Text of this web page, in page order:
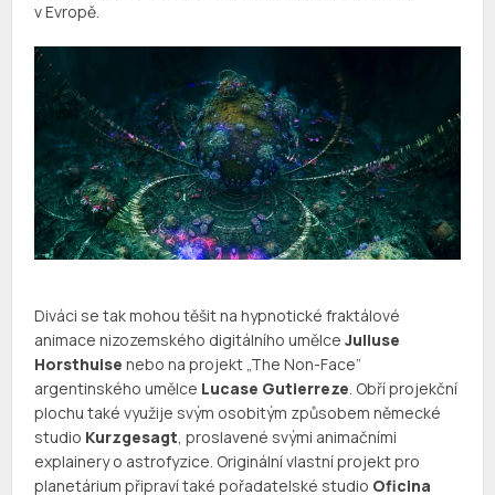
v Evropě.
Diváci se tak mohou těšit na hypnotické fraktálové
animace nizozemského digitálního umělceJuliuse
Horsthuise nebo na projekt „The Non-Face”
argentinského umělce Lucase Gutierreze. Obří projekční
plochu také využije svým osobitým způsobem německé
studio Kurzgesagt, proslavené svými animačními
explainery o astrofyzice. Originální vlastní projekt pro
planetárium připraví také pořadatelské studio Oficina